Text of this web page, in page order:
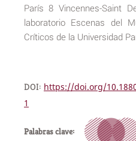
París 8 Vincennes-Saint
laboratorio Escenas del
Críticos de la Universidad
DOI: https://doi.org/
1
Palabras clave: